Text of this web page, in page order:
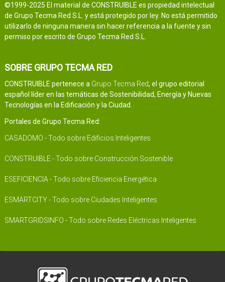
©1999-2025 El material de CONSTRUIBLE es propiedad intelectual
de Grupo Tecma Red S.L. y está protegido por ley. No está permitido
utilizarlo de ninguna manera sin hacer referencia a la fuente y sin
permiso por escrito de Grupo Tecma Red S.L.
SOBRE GRUPO TECMA RED
CONSTRUIBLE pertenece a Grupo Tecma Red, el grupo editorial
español líder en las temáticas de Sostenibilidad, Energía y Nuevas
Tecnologías en la Edificación y la Ciudad.
Portales de Grupo Tecma Red:
CASADOMO - Todo sobre Edificios Inteligentes
CONSTRUIBLE - Todo sobre Construcción Sostenible
ESEFICIENCIA - Todo sobre Eficiencia Energética
ESMARTCITY - Todo sobre Ciudades Inteligentes
SMARTGRIDSINFO - Todo sobre Redes Eléctricas Inteligentes